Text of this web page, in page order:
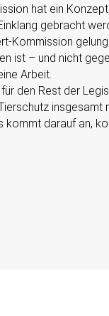
hat ein
gebracht
Kommission
ist – und nicht
Arbeit.
den Rest der
insgesamt
kommt darauf an,